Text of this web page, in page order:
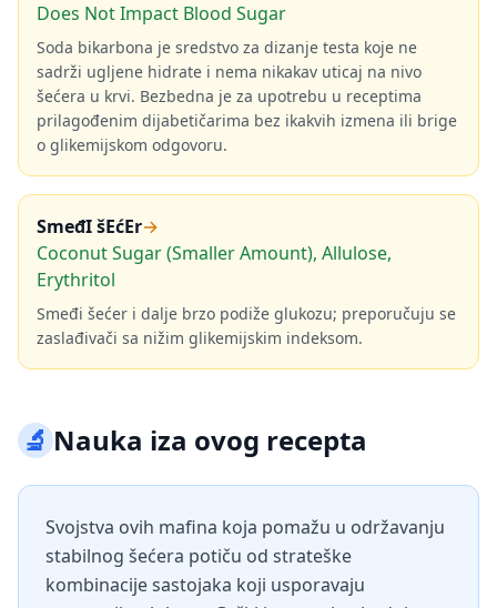
Does Not Impact Blood Sugar
Soda bikarbona je sredstvo za dizanje testa koje ne
sadrži ugljene hidrate i nema nikakav uticaj na nivo
šećera u krvi. Bezbedna je za upotrebu u receptima
prilagođenim dijabetičarima bez ikakvih izmena ili brige
o glikemijskom odgovoru.
SmeđI šEćEr→
Coconut Sugar (Smaller Amount), Allulose,
Erythritol
Smeđi šećer i dalje brzo podiže glukozu; preporučuju se
zaslađivači sa nižim glikemijskim indeksom.
🔬Nauka iza ovog recepta
Svojstva ovih mafina koja pomažu u održavanju
stabilnog šećera potiču od strateške
kombinacije sastojaka koji usporavaju